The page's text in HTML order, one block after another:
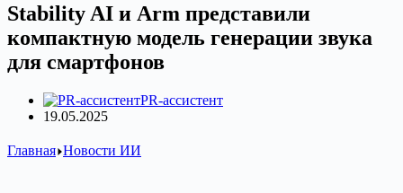
Stability AI и Arm представили
компактную модель генерации звука
для смартфонов
PR-ассистент
19.05.2025
Главная Новости ИИ